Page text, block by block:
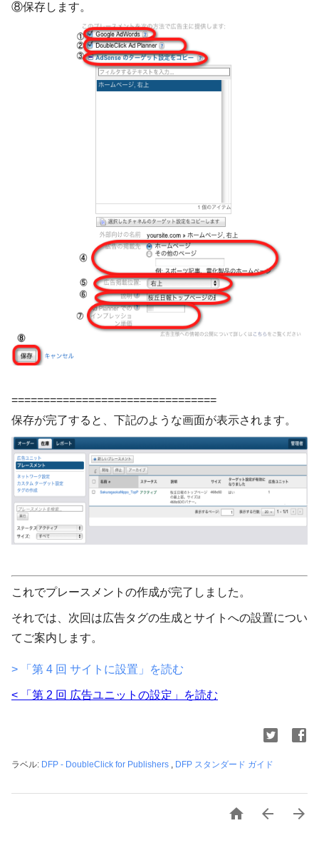
⑧保存します。
================================
保存が完了すると、下記のような画面が表示されます。
これでプレースメントの作成が完了しました。
それでは、次回は広告タグの生成とサイトへの設置につい
てご案内します。
> 「第 4 回 サイトに設置」を読む
< 「 第 2 回 広告ユニットの設定」を読む
ラベル: DFP - DoubleClick for Publishers , DFP スタンダード ガイド
  